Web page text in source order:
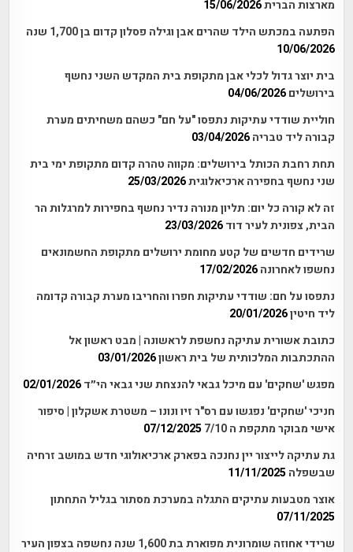
מארצות הברית15/06/2026
הפתעה במכתש הילד שהרים אבן וגילה פסלון קדום בן 1,700 שנה
10/06/2026
בית יוצר גדול לכלי אבן מתקופת בית המקדש השני נחשף
בירושלים 04/06/2026
חוליית שודדי עתיקות נתפסו "על חם" כשהם משחיתים מערת
קבורה ליד טבריה 03/04/2026
תחת רחבת הכותל בירושלים: מקווה טהרה קדום מתקופת ימי בית
שני נחשף בחפירה ארכיאלוגית25/03/2026
זה לא קורה כל יום: תליון מנורה נדיר נחשף בחפירות למרגלות הר
הבית, צפונית לעיר דוד 23/03/2026
שרידים חדשים של קטע מחומת ירושלים מתקופת החשמונאים
נחשפו לאחרונה 17/02/2026
נתפסו על חם: שודדי עתיקות חפרו והחריבו מערת קבורה קדומה
ליד חיטין20/01/2026
כתובת אשורית עתיקה נחשפת לראשונה | מבט ראשון אל
ההתכתבות המלכותית של בית ראשון03/01/2026
מפגש 'שחקים' עם מיכל גבאי להנצחת שני גבאי הי״ד 02/01/2026
חניכי 'שחקים' נפגשו עם רס"ר זיו ונונו – משטרת אשקלון | סיפור
אישי מבוקר מתקפת ה 7/10
07/12/2025
גת עתיקה לייצור יין נחנכה בפארק ארכיאולוגי חדש במושב זרחיה
שבשפלה 11/11/2025
אוצר מטבעות עתיקים התגלה במערכת מסתור בגליל התחתון
07/11/2025
שרידי אחוזה שומרונית מפוארת בת 1,600 שנה נחשפה בצפון העיר